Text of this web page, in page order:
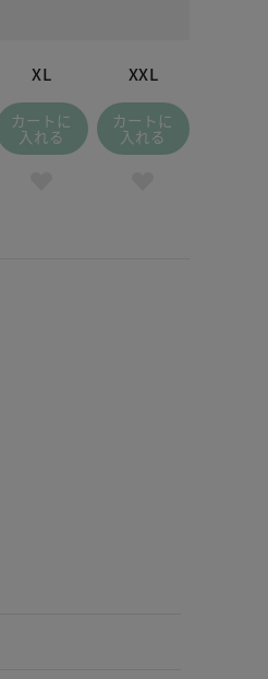
XL
カートに
入れる
XXL
カートに
入れる